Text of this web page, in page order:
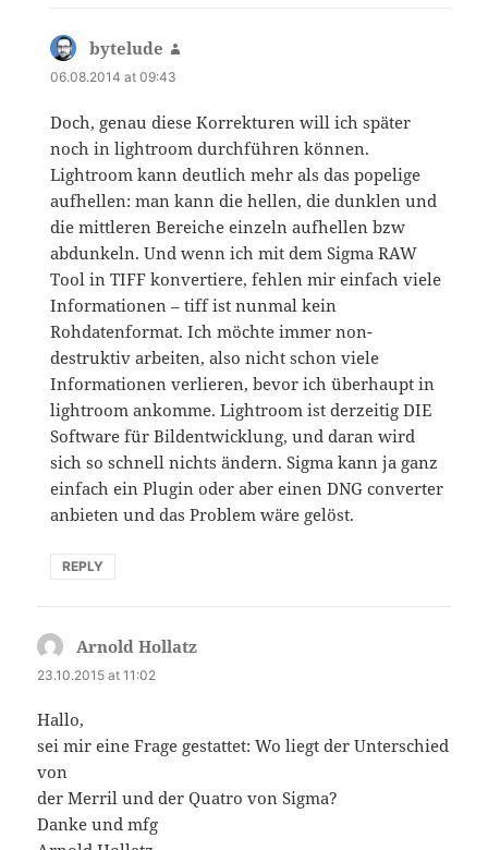
bytelude
06.08.2014 at 09:43
Doch, genau diese Korrekturen will ich später
noch in lightroom durchführen können.
Lightroom kann deutlich mehr als das popelige
aufhellen: man kann die hellen, die dunklen und
die mittleren Bereiche einzeln aufhellen bzw
abdunkeln. Und wenn ich mit dem Sigma RAW
Tool in TIFF konvertiere, fehlen mir einfach viele
Informationen – tiff ist nunmal kein
Rohdatenformat. Ich möchte immer non-
destruktiv arbeiten, also nicht schon viele
Informationen verlieren, bevor ich überhaupt in
lightroom ankomme. Lightroom ist derzeitig DIE
Software für Bildentwicklung, und daran wird
sich so schnell nichts ändern. Sigma kann ja ganz
einfach ein Plugin oder aber einen DNG converter
anbieten und das Problem wäre gelöst.
REPLY
Arnold Hollatz
23.10.2015 at 11:02
Hallo,
sei mir eine Frage gestattet: Wo liegt der Unterschied
von
der Merril und der Quatro von Sigma?
Danke und mfg